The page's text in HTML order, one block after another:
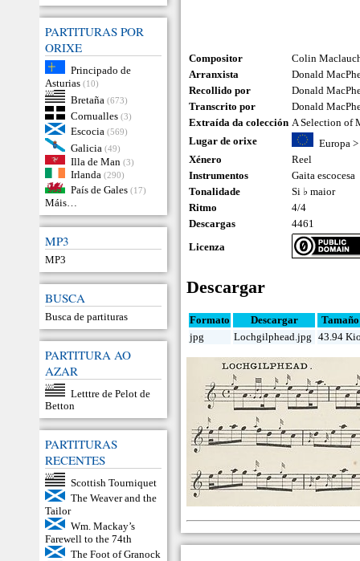
PARTITURAS POR
ORIXE
Principado de
Asturias (10)
Bretaña (673)
Cornualles (3)
Escocia (569)
Galicia (49)
Illa de Man (3)
Irlanda (290)
País de Gales (17)
Máis…
MP3
MP3
BUSCA
Busca de partituras
PARTITURA AO
AZAR
Letttre de Pelot de
Betton
PARTITURAS
RECENTES
Scottish Tourniquet
The Weaver and the
Tailor
Wm. Mackay’s
Farewell to the 74th
The Foot of Granock
Compositor
Colin
Arranxista
Donald
Recollido por
Donald
Transcrito por
Donald
Extraída da colección A Selection of
Lugar de orixe
Europa>
Xénero
Reel
Instrumentos
Gaita escocesa
Tonalidade
Si ♭ maior
Ritmo
4/4
Descargas
4461
Licenza
Descargar
Formato Descargar
Tamaño
jpg
Lochgilphead.jpg 43.94